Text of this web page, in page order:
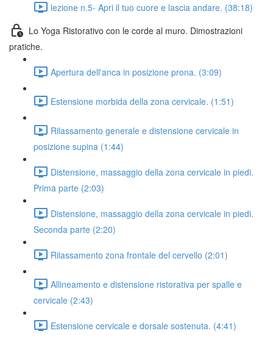
lezione n.5- Apri il tuo cuore e lascia andare. (38:18)
Lo Yoga Ristorativo con le corde al muro. Dimostrazioni
pratiche.
Apertura dell'anca in posizione prona. (3:09)
Estensione morbida della zona cervicale. (1:51)
Rilassamento generale e distensione cervicale in
posizione supina (1:44)
Distensione, massaggio della zona cervicale in piedi.
Prima parte (2:03)
Distensione, massaggio della zona cervicale in piedi.
Seconda parte (2:20)
Rilassamento zona frontale del cervello (2:01)
Allineamento e distensione ristorativa per spalle e
cervicale (2:43)
Estensione cervicale e dorsale sostenuta. (4:41)